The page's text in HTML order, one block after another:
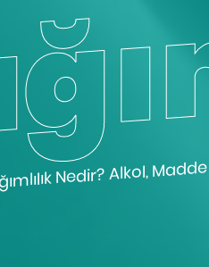
Nedir? Alkol,